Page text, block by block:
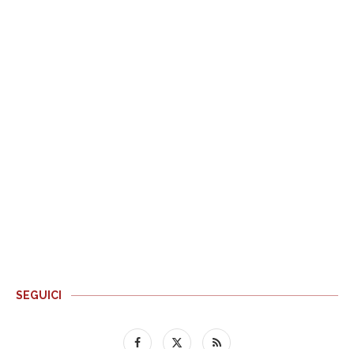
SEGUICI